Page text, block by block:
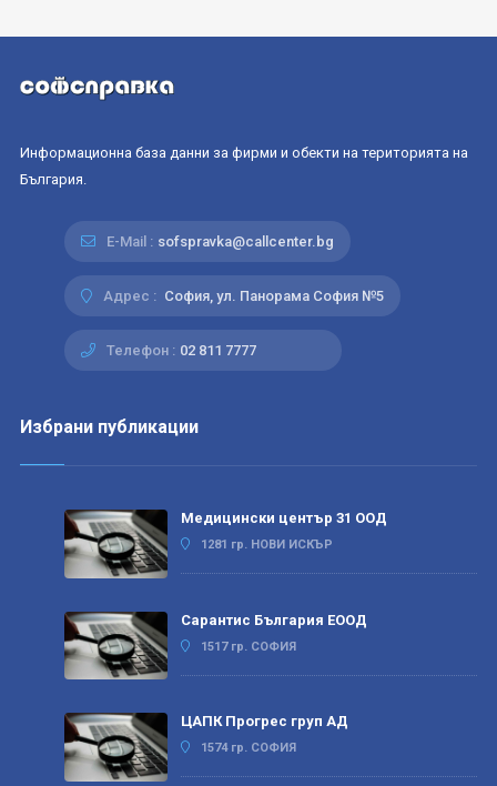
Информационна база данни за фирми и обекти на територията на
България.
E-Mail : sofspravka@callcenter.bg
Адрес : София, ул. Панорама София №5
Телефон : 02 811 7777
Избрани публикации
Медицински център 31 ООД
1281 гр. НОВИ ИСКЪР
Сарантис България ЕООД
1517 гр. СОФИЯ
ЦАПК Прогрес груп АД
1574 гр. СОФИЯ